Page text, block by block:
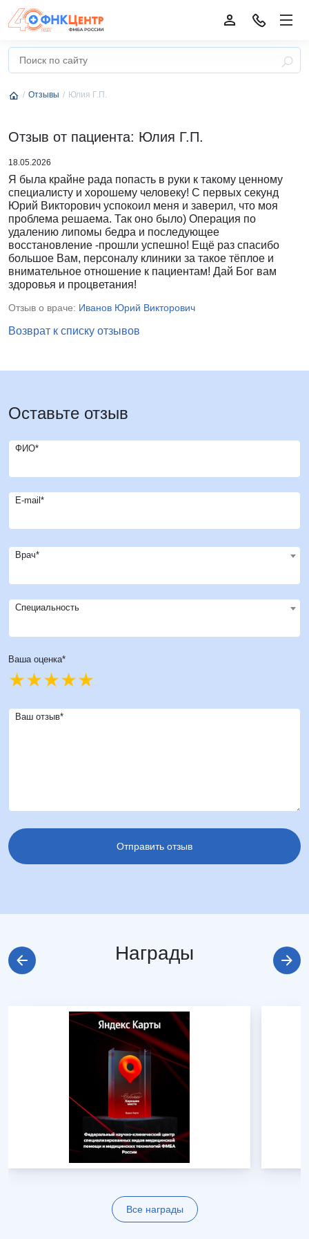
Отзывы Юлия Г.П.
Отзыв от пациента: Юлия Г.П.
18.05.2026
Я была крайне рада попасть в руки к такому ценному
специалисту и хорошему человеку! С первых секунд
Юрий Викторович успокоил меня и заверил, что моя
проблема решаема. Так оно было) Операция по
удалению липомы бедра и последующее
восстановление -прошли успешно! Ещё раз спасибо
большое Вам, персоналу клиники за такое тёплое и
внимательное отношение к пациентам! Дай Бог вам
здоровья и процветания!
Отзыв о враче: Иванов Юрий Викторович
Возврат к списку отзывов
Оставьте отзыв
ФИО*
E-mail*
Врач*
Специальность
Ваша оценка*
Ваш отзыв*
Награды
Все награды